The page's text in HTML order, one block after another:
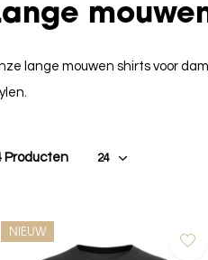
lange mouwen shirts voor
Producten
NIEUW